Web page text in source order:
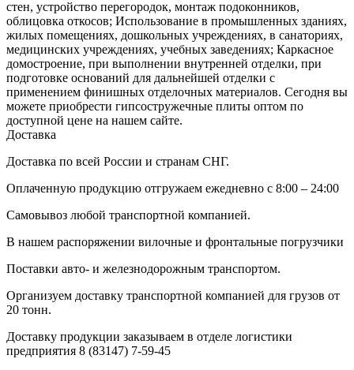
стен, устройство перегородок, монтаж подоконников,
облицовка откосов; Использование в промышленных зданиях,
жилых помещениях, дошкольных учреждениях, в санаториях,
медицинских учреждениях, учебных заведениях; Каркасное
домостроение, при выполнении внутренней отделки, при
подготовке оснований для дальнейшей отделки с
применением финишных отделочных материалов. Сегодня вы
можете приобрести гипсостружечные плиты оптом по
доступной цене на нашем сайте.
Доставка
Доставка по всей России и странам СНГ.
Оплаченную продукцию отгружаем ежедневно с 8:00 – 24:00
Самовывоз любой транспортной компанией.
В нашем распоряжении вилочные и фронтальные погрузчики
Поставки авто- и железнодорожным транспортом.
Организуем доставку транспортной компанией для грузов от
20 тонн.
Доставку продукции заказываем в отделе логистики
предприятия 8 (83147) 7-59-45